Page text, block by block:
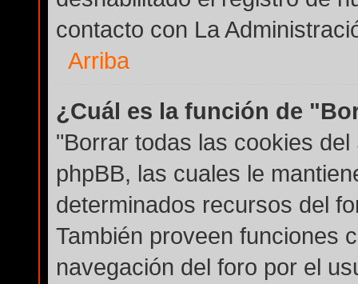
contacto con La
Arriba
¿Cuál es la función de
"Borrar todas las cookies
phpBB, las cuales le
determinados recursos del
También proveen funciones
navegación del foro por el